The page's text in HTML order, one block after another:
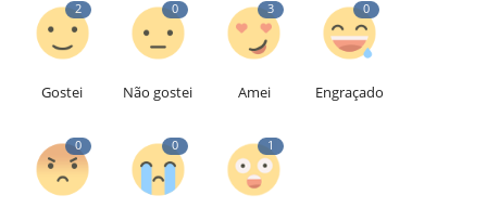
2
Gostei
0
Não gostei
3
Amei
0
Engraçado
0 0 1